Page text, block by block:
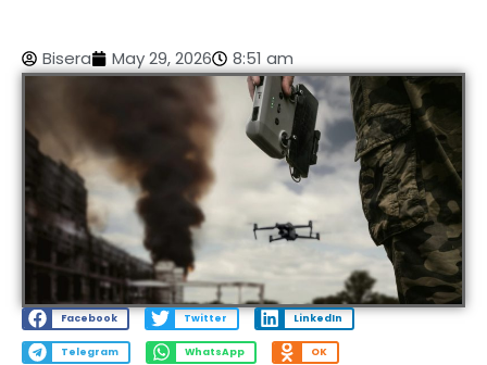
Bisera May 29, 2026 8:51 am
Facebook Twitter LinkedIn
Telegram WhatsApp OK